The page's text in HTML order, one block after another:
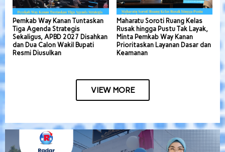
Pemkab Way Kanan Tuntaskan
Tiga Agenda Strategis
Sekaligus, APBD 2027 Disahkan
dan Dua Calon Wakil Bupati
Resmi Diusulkan
Maharatu Soroti Ruang Kelas
Rusak hingga Pustu Tak Layak,
Minta Pemkab Way Kanan
Prioritaskan Layanan Dasar dan
Keamanan
VIEW MORE